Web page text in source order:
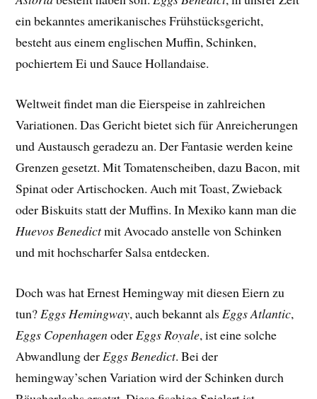
ein bekanntes amerikanisches Frühstücksgericht,
besteht aus einem englischen Muffin, Schinken,
pochiertem Ei und Sauce Hollandaise.
Weltweit findet man die Eierspeise in zahlreichen
Variationen. Das Gericht bietet sich für Anreicherungen
und Austausch geradezu an. Der Fantasie werden keine
Grenzen gesetzt. Mit Tomatenscheiben, dazu Bacon, mit
Spinat oder Artischocken. Auch mit Toast, Zwieback
oder Biskuits statt der Muffins. In Mexiko kann man die
Huevos Benedictmit Avocado anstelle von Schinken
und mit hochscharfer Salsa entdecken.
Doch was hat Ernest Hemingway mit diesen Eiern zu
tun? Eggs Hemingway, auch bekannt als Eggs Atlantic,
Eggs Copenhagenoder Eggs Royale, ist eine solche
Abwandlung der Eggs Benedict. Bei der
hemingway’schen Variation wird der Schinken durch